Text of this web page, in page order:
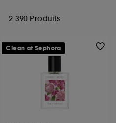
2 390 Produits
Clean at Sephora